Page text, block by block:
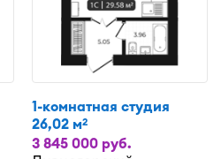
1-комнатная студия
26,02 м2
3 845 000 руб.